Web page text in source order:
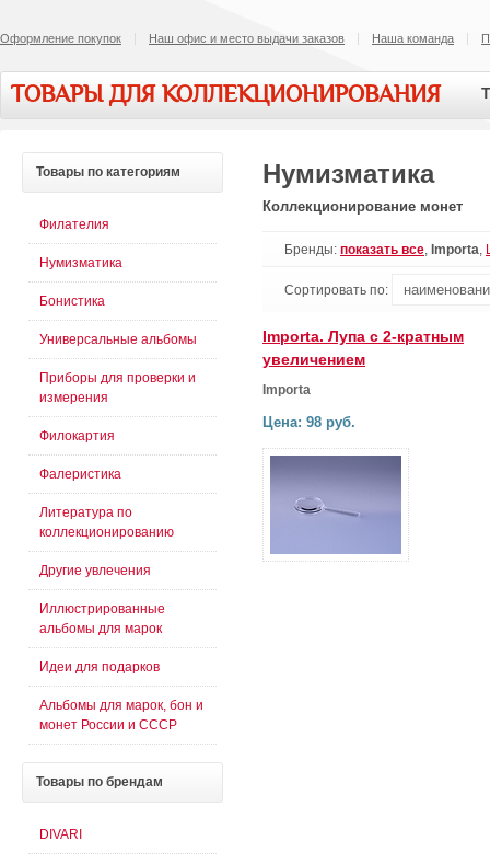
Оформление покупок Наш офис и место выдачи заказов Наша команда
ТОВАРЫ ДЛЯ КОЛЛЕКЦИОНИРОВАНИЯ
Нумизматика
Коллекционирование монет
Бренды: показать все, Importa,
Сортировать по:
Importa. Лупа с 2-кратным
увеличением
Importa
Цена: 98 руб.
Товары по категориям
Филателия
Нумизматика
Бонистика
Универсальные альбомы
Приборы для проверки и
измерения
Филокартия
Фалеристика
Литература по
коллекционированию
Другие увлечения
Иллюстрированные
альбомы для марок
Идеи для подарков
Альбомы для марок, бон и
монет России и СССР
Товары по брендам
DIVARI